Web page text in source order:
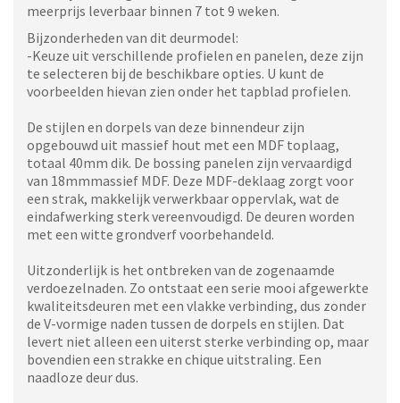
meerprijs leverbaar binnen 7 tot 9 weken.
Bijzonderheden van dit deurmodel:
-Keuze uit verschillende profielen en panelen, deze zijn
te selecteren bij de beschikbare opties. U kunt de
voorbeelden hievan zien onder het tapblad profielen.
De stijlen en dorpels van deze binnendeur zijn
opgebouwd uit massief hout met een MDF toplaag,
totaal 40mm dik. De bossing panelen zijn vervaardigd
van 18mmmassief MDF. Deze MDF-deklaag zorgt voor
een strak, makkelijk verwerkbaar oppervlak, wat de
eindafwerking sterk vereenvoudigd. De deuren worden
met een witte grondverf voorbehandeld.
Uitzonderlijk is het ontbreken van de zogenaamde
verdoezelnaden. Zo ontstaat een serie mooi afgewerkte
kwaliteitsdeuren met een vlakke verbinding, dus zonder
de V-vormige naden tussen de dorpels en stijlen. Dat
levert niet alleen een uiterst sterke verbinding op, maar
bovendien een strakke en chique uitstraling. Een
naadloze deur dus.